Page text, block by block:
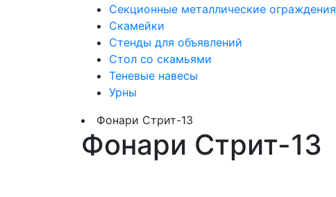
Секционные металлические ограждения
Скамейки
Стенды для объявлений
Стол со скамьями
Теневые навесы
Урны
Фонари Стрит-13
Фонари Стрит-13